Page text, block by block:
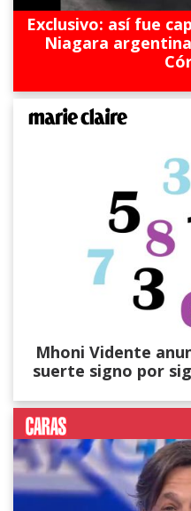
Exclusivo: así fue
Niagara
Mhoni Vidente
suerte signo por